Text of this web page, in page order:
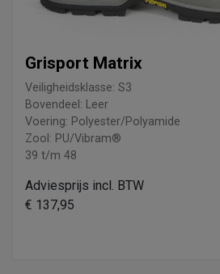
Grisport Matrix
Veiligheidsklasse: S3
Bovendeel: Leer
Voering: Polyester/Polyamide
Zool: PU/Vibram®
39 t/m 48
Adviesprijs incl. BTW
€ 137,95